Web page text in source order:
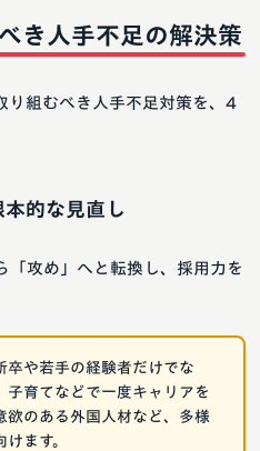
き人手不足の解決策
り組むべき人手不足対策を、4
的な見直し
「攻め」へと転換し、採用力を
卒や若手の経験者だけでな
子育てなどで一度キャリアを
欲のある外国人材など、多様
ます。